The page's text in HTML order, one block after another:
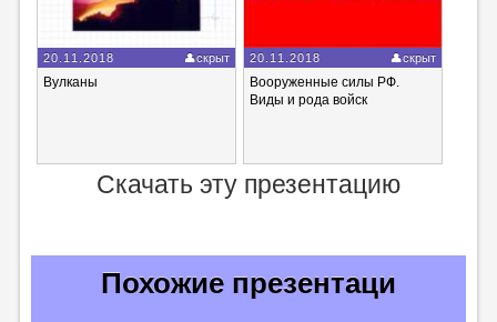
20.11.2018 скрыт
Вулканы
20.11.2018 скрыт
Вооруженные cилы РФ.
Виды и рода войск
Скачать эту презентацию
Похожие презентаци